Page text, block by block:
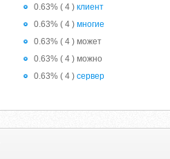
0.63% ( 4 ) клиент
0.63% ( 4 ) многие
0.63% ( 4 ) может
0.63% ( 4 ) можно
0.63% ( 4 ) сервер